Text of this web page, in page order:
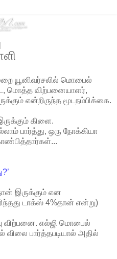
யூனிவர்சலில் மொபைல்
மொத்த விற்பனையாளர்,
என்றிருந்த மூடநம்பிக்கை.
கிளை.
பார்த்து, ஒரு நோக்கியா
இருக்கும் என
டாக்ஸ் 4%தான் என்று)
விற்பனை. எல்ஜி மொபைல்
பார்த்தபடியால் அதில்